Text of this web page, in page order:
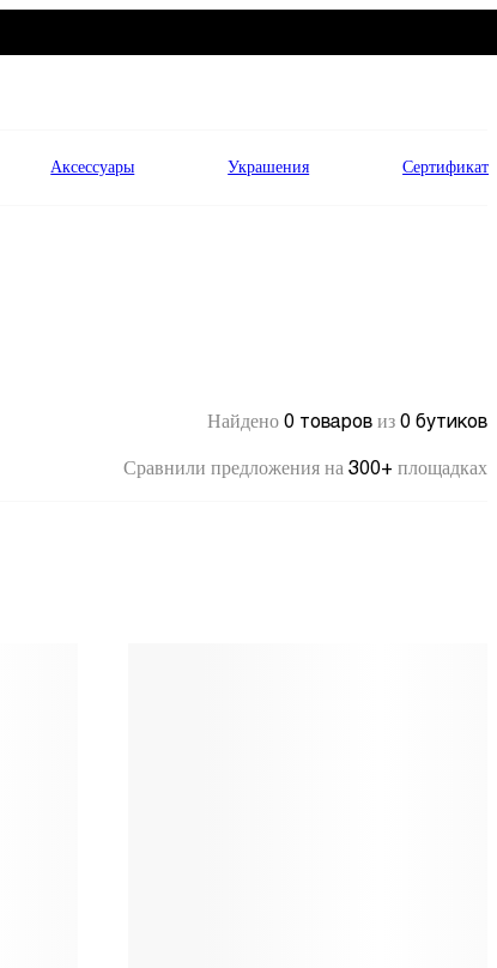
Аксессуары Украшения Сертификат
Найдено 0 товаров из 0 бутиков
Сравнили предложения на 300+ площадках